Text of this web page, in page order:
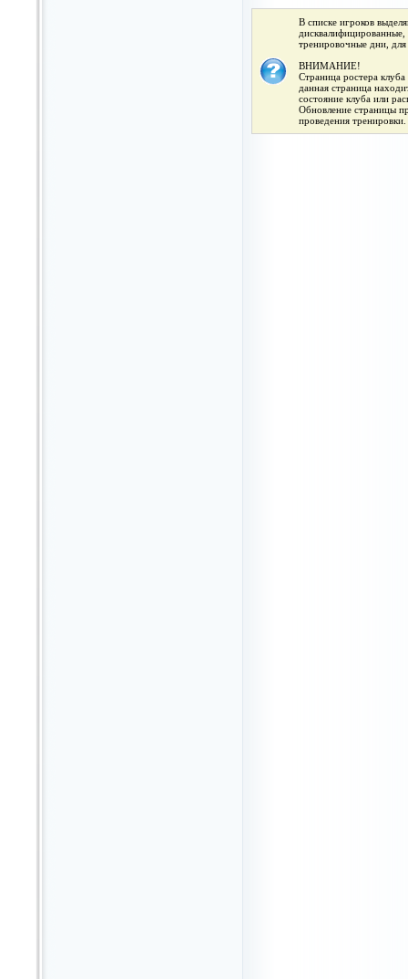
В списке игроков
тренировочные дни,
ВНИМАНИЕ!
Страница ростера
данная страница
состояние клуба или
Обновление страницы
проведения тренировки.